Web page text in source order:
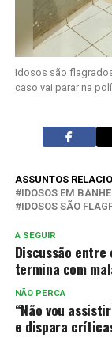
Idosos são
caso vai parar na
ASSUNTOS
IDOSOS EM
IDOSOS SÃO
A SEGUIR
Discussão
termina com
NÃO PERCA
“Não vou
e dispara